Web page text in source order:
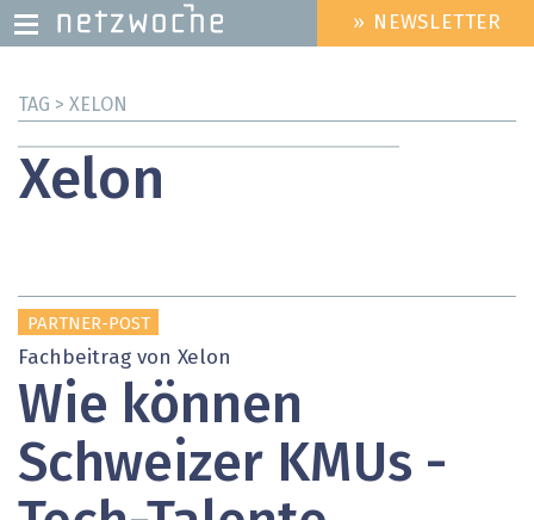
zum
HEADER
MENU
» NEWSLETTER
TAG > XELON
Xelon
PARTNER-POST
Fachbeitrag von Xelon
Wie können
Schweizer KMUs ­